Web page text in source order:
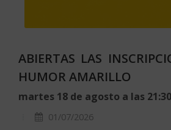
ABIERTAS LAS
HUMOR AMARILLO
martes 18 de agosto a las
01/07/2026